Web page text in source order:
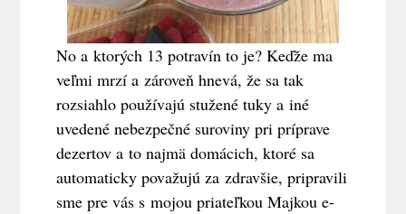
No a ktorých 13 potravín to je? Keďže ma
veľmi mrzí a zároveň hnevá, že sa tak
rozsiahlo používajú stužené tuky a iné
uvedené nebezpečné suroviny pri príprave
dezertov a to najmä domácich, ktoré sa
automaticky považujú za zdravšie, pripravili
sme pre vás s mojou priateľkou Majkou e-